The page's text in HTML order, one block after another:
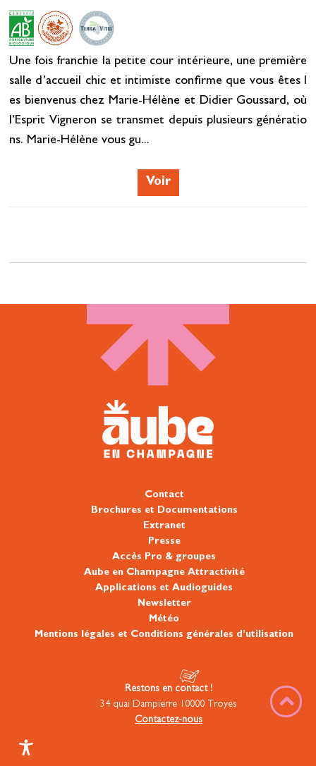
Une fois franchie la petite cour intérieure, une première
salle d’accueil chic et intimiste confirme que vous êtes l
es bienvenus chez Marie-Hélène et Didier Goussard, où
l’Esprit Vigneron se transmet depuis plusieurs génératio
ns. Marie-Hélène vous gu...
Voir
Contact
Brochures et Documentations
Extranet
Presse
Accès Pro & groupes
Aube en Champagne Attractivité
Applications et Audioguides
Newsletter
Météo
Mentions légales et Conditions générales d’utilisation
Restons en contact !
34 quai Dampierre 10000 Troyes
Contactez-nous